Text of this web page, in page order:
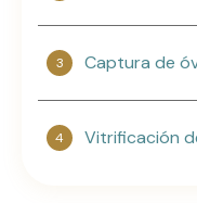
Captura de
Vitrificación